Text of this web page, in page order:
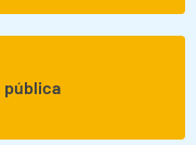
pública